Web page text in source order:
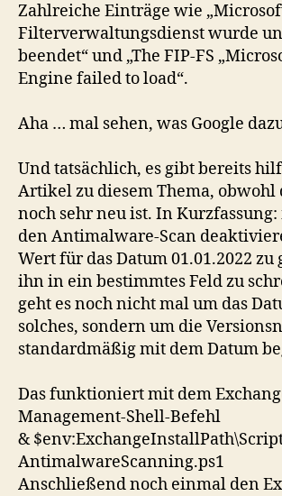
Zahlreiche Einträge wie
Filterverwaltungsdienst wurde
beendet“ und „The FIP-FS
Engine failed to load“.
Aha … mal sehen, was Google
Und tatsächlich, es gibt bereits
Artikel zu diesem Thema, obwohl
noch sehr neu ist. In Kurzfassung:
den Antimalware-Scan
Wert für das Datum 01.01.2022 zu
ihn in ein bestimmtes Feld zu
geht es noch nicht mal um das
solches, sondern um die
standardmäßig mit dem Datum
Das funktioniert mit dem
Management-Shell-Befehl
&
AntimalwareScanning.ps1
Anschließend noch einmal den